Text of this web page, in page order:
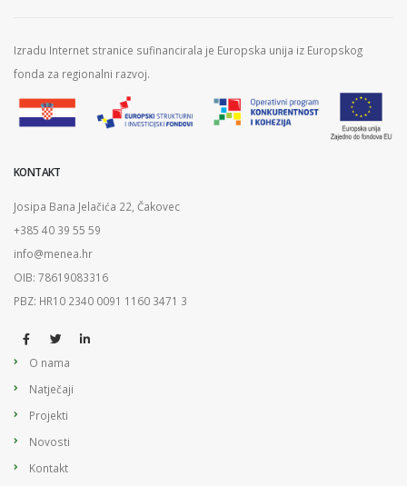
Izradu Internet stranice sufinancirala je Europska unija iz Europskog
fonda za regionalni razvoj.
KONTAKT
Josipa Bana Jelačića 22, Čakovec
+385 40 39 55 59
info@menea.hr
OIB: 78619083316
PBZ: HR10 2340 0091 1160 3471 3
O nama
Natječaji
Projekti
Novosti
Kontakt